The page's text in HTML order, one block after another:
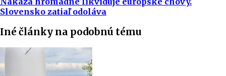
Slovensko zatiaľ odoláva
Iné články na podobnú tému